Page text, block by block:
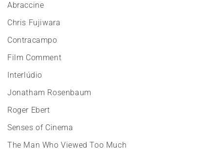
Abraccine
Chris Fujiwara
Contracampo
Film Comment
Interlúdio
Jonatham Rosenbaum
Roger Ebert
Senses of Cinema
The Man Who Viewed Too Much